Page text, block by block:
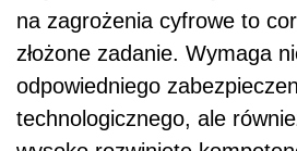
na zagrożenia cyfrowe to
złożone zadanie. Wymaga
odpowiedniego
technologicznego, ale